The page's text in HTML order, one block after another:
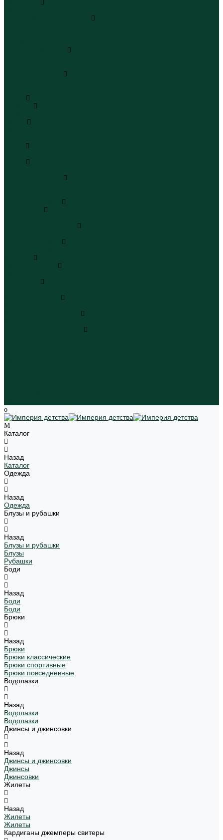
Каталог
Назад
Каталог
Одежда
Назад
Одежда
Блузы и рубашки
Назад
Блузы и рубашки
Блузы
Рубашки
Боди
Назад
Боди
Боди
Брюки
Назад
Брюки
Брюки классические
Брюки спортивные
Брюки повседневные
Водолазки
Назад
Водолазки
Водолазки
Джинсы и джинсовки
Назад
Джинсы и джинсовки
Джинсы
Джинсовки
Жилеты
Назад
Жилеты
Жилеты
Кардиганы джемперы свитеры